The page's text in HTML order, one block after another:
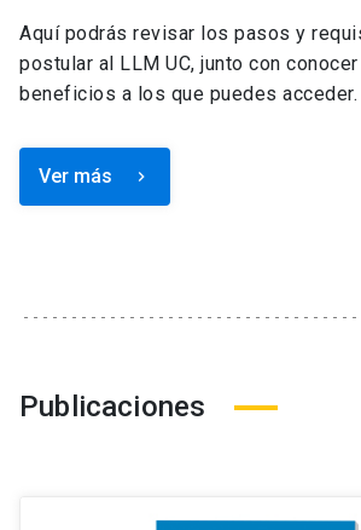
Aquí podrás revisar los pasos y
postular al LLM UC, junto con
beneficios a los que puedes acceder.
Ver más keyboard_arrow_right
Publicaciones